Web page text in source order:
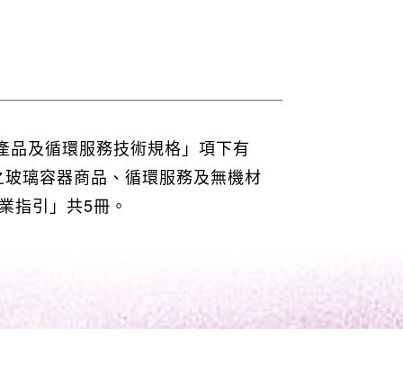
及循環服務技術規格」項下有
璃容器商品、循環服務及無機材
指引」共5冊。